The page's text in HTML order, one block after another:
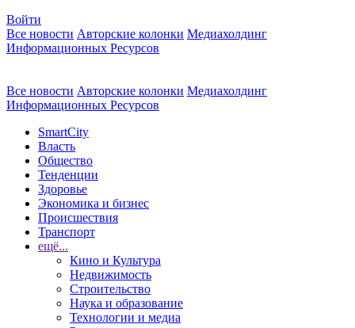
Войти
Все новости Авторские колонки Медиахолдинг
Информационных Ресурсов
Все новости Авторские колонки Медиахолдинг
Информационных Ресурсов
SmartCity
Власть
Общество
Тенденции
Здоровье
Экономика и бизнес
Происшествия
Транспорт
ещё...
Кино и Культура
Недвижимость
Строительство
Наука и образование
Технологии и медиа